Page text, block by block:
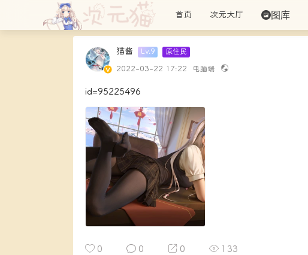
首页 次元大厅 图库
猫酱 Lv.9 原住民
2022-03-22 17:22 电脑端
id=95225496
0 0 0 133